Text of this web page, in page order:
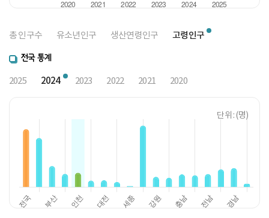
총 인구수 유소년인구 생산연령인구 고령인구
전국 통계
2025 2024 2023 2022 2021 2020
단위 : (명)